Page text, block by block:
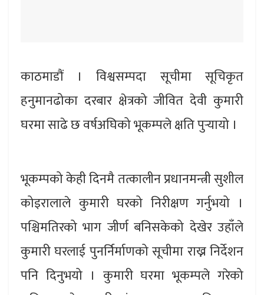
काठमाडौं । विश्वसम्पदा सूचीमा सूचिकृत
हनुमानढोका दरबार क्षेत्रको जीवित देवी कुमारी
घरमा साढे छ वर्षअघिको भूकम्पले क्षति पुर्‍यायो ।
भूकम्पको केही दिनमै तत्कालीन प्रधानमन्त्री सुशील
कोइरालाले कुमारी घरको निरीक्षण गर्नुभयो ।
पश्चिमतिरको भाग जीर्ण बनिसकेको देखेर उहाँले
कुमारी घरलाई पुनर्निर्माणको सूचीमा राख्न निर्देशन
पनि दिनुभयो । कुमारी घरमा भूकम्पले गरेको